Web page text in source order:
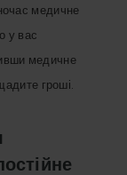
медичне
у вас
медичне
гроші.